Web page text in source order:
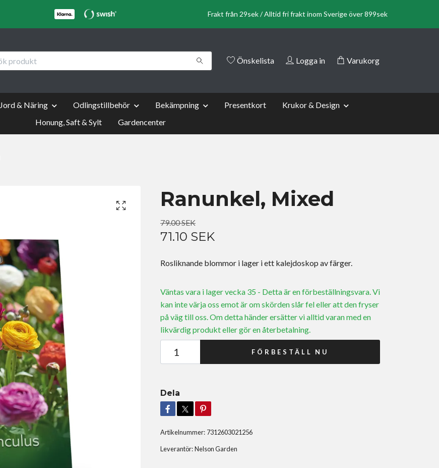
Frakt från 29sek / Alltid fri frakt inom Sverige över 899sek
Önskelista Logga in Varukorg
Jord & Näring Odlingstillbehör Bekämpning Presentkort
Krukor & Design
Honung, Saft & Sylt
Gardencenter
Ranunkel, Mixed
79.00 SEK
71.10 SEK
Rosliknande blommor i lager i ett kalejdoskop av färger.
Väntas vara i lager vecka 35 - Detta är en förbeställningsvara. Vi
kan inte värja oss emot är om skörden slår fel eller att den fryser
på väg till oss. Om detta händer ersätter vi alltid varan med en
likvärdig produkt eller gör en återbetalning.
FÖRBESTÄLL NU
Dela
Artikelnummer: 7312603021256
Leverantör:Nelson Garden